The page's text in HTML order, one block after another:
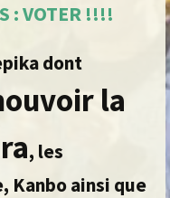
: VOTER !!!!
dont
la
, les
Kanbo ainsi que